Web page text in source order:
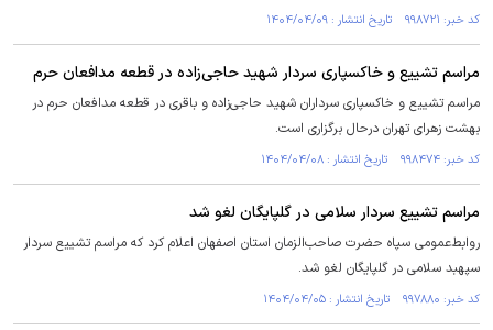
کد خبر: ۹۹۸۷۲۱ تاریخ انتشار : ۱۴۰۴/۰۴/۰۹
مراسم تشییع و خاکسپاری سردار شهید حاجی‌زاده در قطعه مدافعان حرم
مراسم تشییع و خاکسپاری سرداران شهید حاجی‌زاده و باقری در قطعه مدافعان حرم در
بهشت زهرای تهران درحال برگزاری است.
کد خبر: ۹۹۸۴۷۴ تاریخ انتشار : ۱۴۰۴/۰۴/۰۸
مراسم تشییع سردار سلامی در گلپایگان لغو شد
روابط‌عمومی سپاه حضرت صاحب‌الزمان استان اصفهان اعلام کرد که مراسم تشییع سردار
سپهبد سلامی در گلپایگان لغو شد.
کد خبر: ۹۹۷۸۸۰ تاریخ انتشار : ۱۴۰۴/۰۴/۰۵